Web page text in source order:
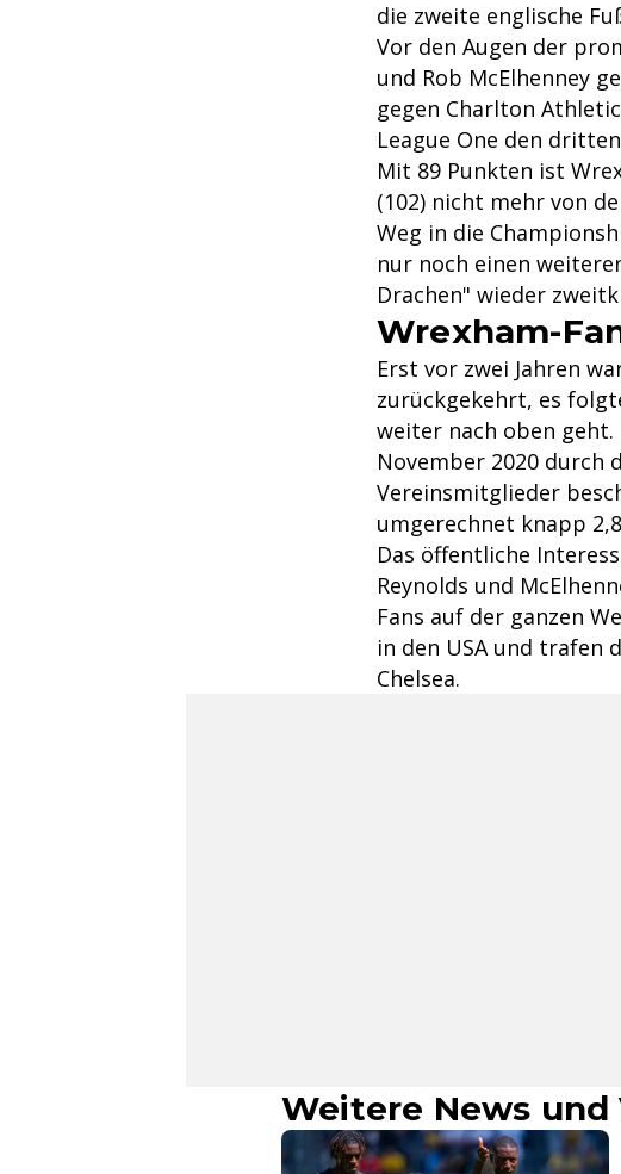
die zweite englische
Vor den Augen der
und Rob McElhenney
gegen Charlton
League One den
Mit 89 Punkten ist
(102) nicht mehr von
Weg in die
nur noch einen
Drachen" wieder
Wrexham-
Erst vor zwei Jahren
zurückgekehrt, es
weiter nach oben geht.
November 2020
Vereinsmitglieder
umgerechnet knapp
Das öffentliche
Reynolds und
Fans auf der ganzen
in den USA und trafen
Chelsea.
Weitere News und